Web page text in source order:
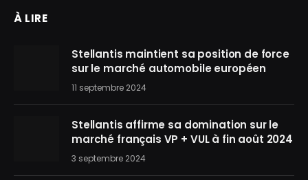
À LIRE
Stellantis maintient sa position de force
sur le marché automobile européen
11 septembre 2024
Stellantis affirme sa domination sur le
marché français VP + VUL à fin août 2024
3 septembre 2024